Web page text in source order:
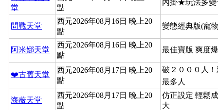
堂
點
內掛★玩法多
問戰天堂
西元2026年08月16日 晚上20
點
變態經典版(寵
阿米娜天堂
西元2026年08月16日 晚上20
點
最佳寶版 爽度
❤️古舊天堂
西元2026年08月17日 晚上20
點
破２０００人
最多人
海薇天堂
西元2026年08月17日 晚上20
點
仿正設定 輕鬆
大